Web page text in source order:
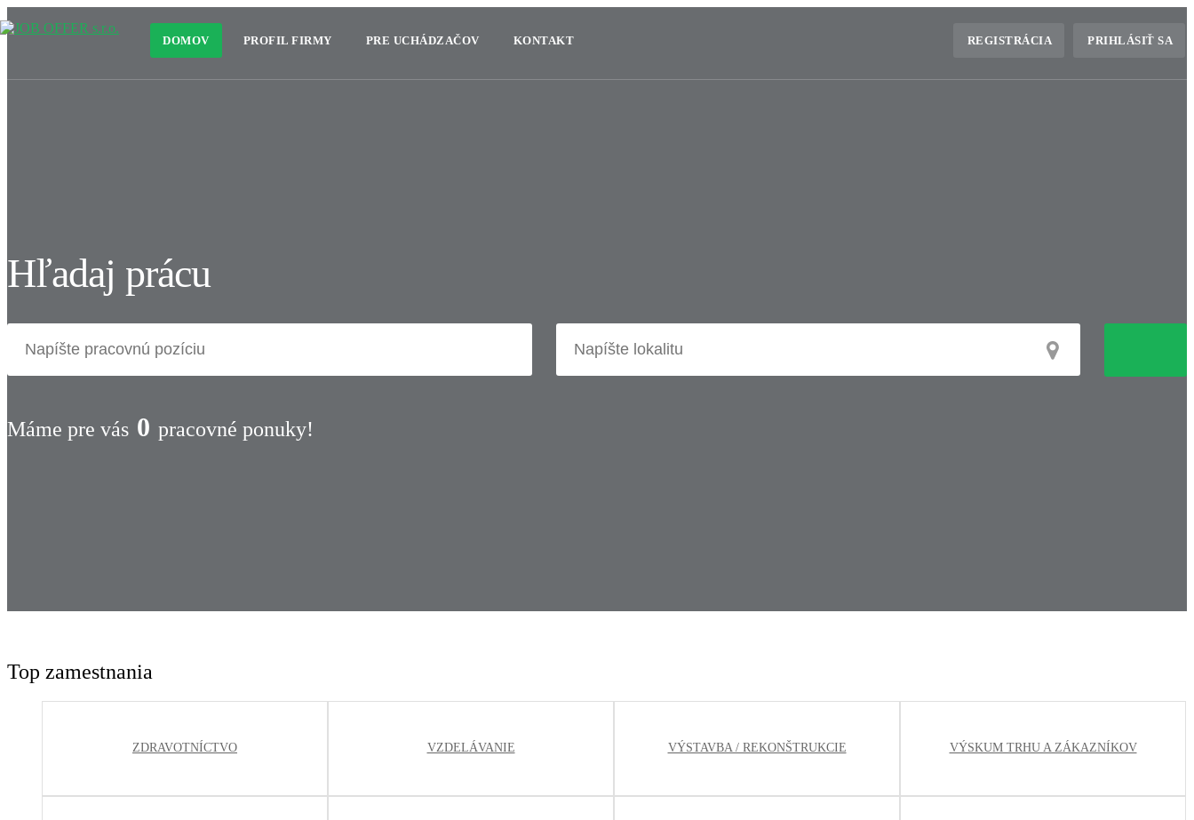
DOMOV PROFIL FIRMY PRE UCHÁDZAČOV KONTAKT REGISTRÁCIA PRIHLÁSIŤ SA
Hľadaj prácu
Máme pre vás 0 pracovné ponuky!
Top zamestnania
ZDRAVOTNÍCTVO VZDELÁVANIE VÝSTAVBA / REKONŠTRUKCIE VÝSKUM TRHU A ZÁKAZNÍKOV